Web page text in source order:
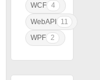
WCF 4
WebAPI
11
WPF 2